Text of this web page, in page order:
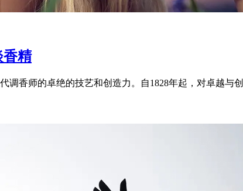
香精
调香师的卓绝的技艺和创造力。自1828年起，对卓越与